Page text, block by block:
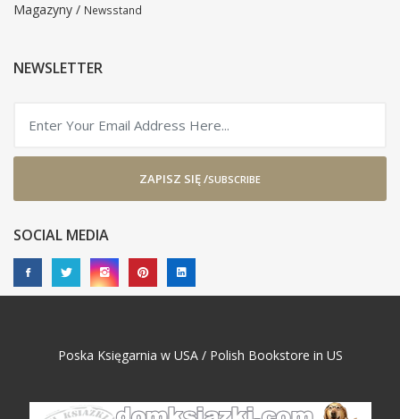
Magazyny / Newsstand
NEWSLETTER
ZAPISZ SIĘ /SUBSCRIBE
SOCIAL MEDIA
Poska Księgarnia w USA / Polish Bookstore in US